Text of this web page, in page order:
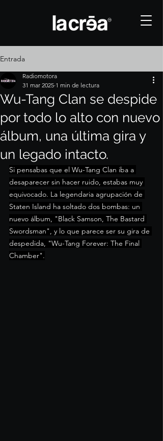
Entrada
Wu-Tang Clan se despide
por todo lo alto con nuevo
álbum, una última gira y
un legado intacto.
Radiomotora
31 mar 2025 1 min de lectura
Si pensabas que el Wu-Tang Clan iba a
desaparecer sin hacer ruido, estabas muy
equivocado. La legendaria agrupación de
Staten Island ha soltado dos bombas: un
nuevo álbum, "Black Samson, The Bastard
Swordsman", y lo que parece ser su gira de
despedida, "Wu-Tang Forever: The Final
Chamber".